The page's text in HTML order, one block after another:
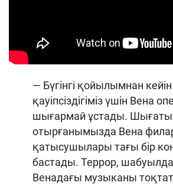
— Бүгінгі қойылымнан кейін
қауіпсіздігіміз үшін Вена
шығармай ұстады.
отырғанымызда Вена
қатысушылары тағы бір
бастады. Террор,
Венадағы музыканы